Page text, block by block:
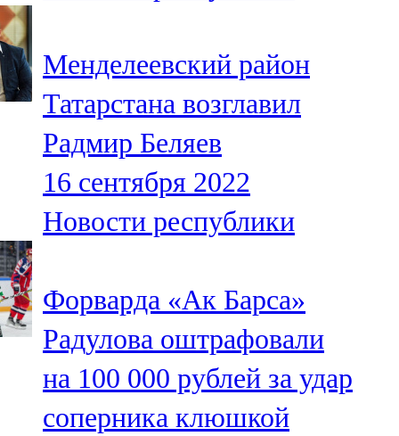
Менделеевский район
Татарстана возглавил
Радмир Беляев
16 сентября 2022
Новости республики
Форварда «Ак Барса»
Радулова оштрафовали
на 100 000 рублей за удар
соперника клюшкой